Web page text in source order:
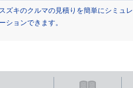
スズキのクルマの見積りを簡単にシミュレ
ーションできます。